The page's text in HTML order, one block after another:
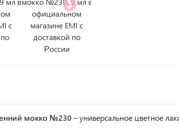
мокко №230– универсальное цветное